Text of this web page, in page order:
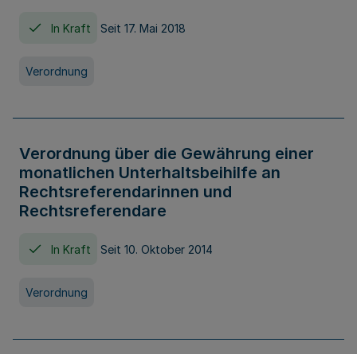
In Kraft Seit 17. Mai 2018
Verordnung
Verordnung über die Gewährung einer
monatlichen Unterhaltsbeihilfe an
Rechtsreferendarinnen und
Rechtsreferendare
In Kraft Seit 10. Oktober 2014
Verordnung